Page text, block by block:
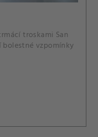
troskami San
bolestné vzpomínky